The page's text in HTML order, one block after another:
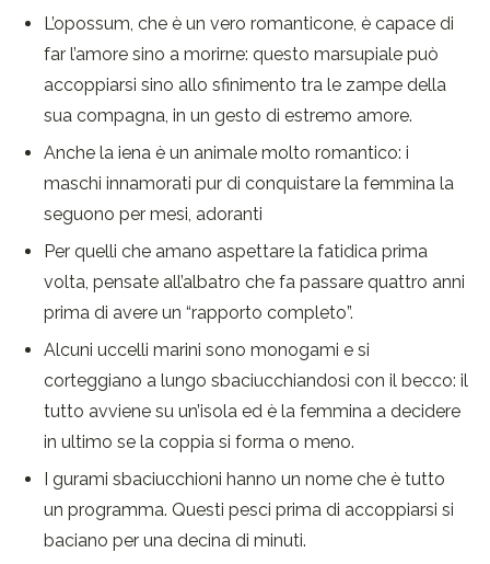
L’opossum, che è un vero romanticone, è capace di
far l’amore sino a morirne: questo marsupiale può
accoppiarsi sino allo sfinimento tra le zampe della
sua compagna, in un gesto di estremo amore.
Anche la iena è un animale molto romantico: i
maschi innamorati pur di conquistare la femmina la
seguono per mesi, adoranti
Per quelli che amano aspettare la fatidica prima
volta, pensate all’albatro che fa passare quattro anni
prima di avere un “rapporto completo”.
Alcuni uccelli marini sono monogami e si
corteggiano a lungo sbaciucchiandosi con il becco: il
tutto avviene su un’isola ed è la femmina a decidere
in ultimo se la coppia si forma o meno.
I gurami sbaciucchioni hanno un nome che è tutto
un programma. Questi pesci prima di accoppiarsi si
baciano per una decina di minuti.